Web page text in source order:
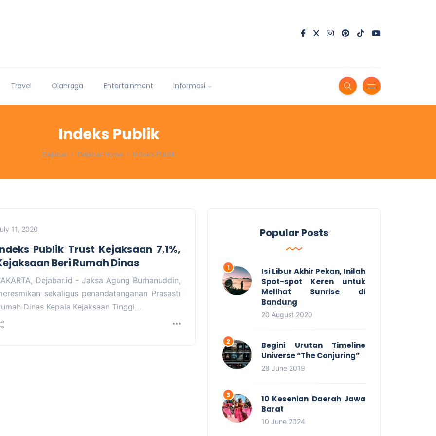
Travel Olahraga Entertainment Informasi
Indeks Publik
Dejabar Dejabar Home Indeks Publik
11, 2020
Publik Trust Kejaksaan 7,1%,
Beri Rumah Dinas
Dejabar.id - Jaksa Agung Burhanuddin,
sekaligus penandatanganan Prasasti
Dinas Kepala Kejaksaan Tinggi…
Popular Posts
Isi Libur Akhir Pekan, Inilah
Spot-spot Keren untuk
Melihat Sunrise di
Bandung
20 August 2020
Begini Urutan Timeline
Universe “The Conjuring”
28 June 2019
10 Kesenian Daerah Jawa
Barat
10 June 2024